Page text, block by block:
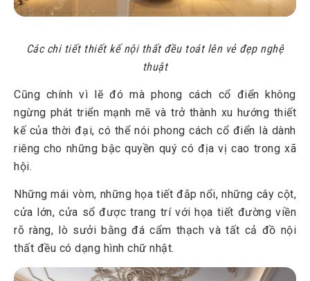
Các chi tiết thiết kế nội thất đều toát lên vẻ đẹp nghệ
thuật
Cũng chính vì lẽ đó mà phong cách cổ điển không
ngừng phát triển mạnh mẽ và trở thành xu hướng thiết
kế của thời đại, có thể nói phong cách cổ điển là dành
riêng cho những bậc quyền quý có địa vị cao trong xã
hội.
Những mái vòm, những họa tiết đắp nổi, những cây cột,
cửa lớn, cửa sổ được trang trí với họa tiết đường viền
rõ ràng, lò sưởi bằng đá cẩm thạch và tất cả đồ nội
thất đều có dạng hình chữ nhật.